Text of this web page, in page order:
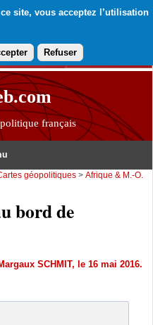
site, vous acceptez l’utilisation
Refuser
français
géopolitiques >Afrique & M.-O.
bord de
SCHMIT, le 16 mai 2016.